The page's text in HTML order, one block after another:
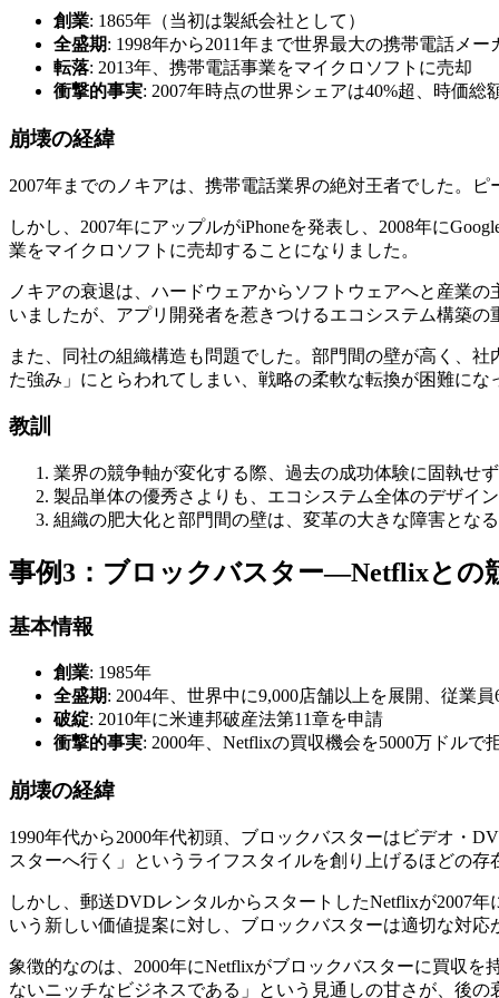
創業: 1865年（当初は製紙会社として）
全盛期: 1998年から2011年まで世界最大の携帯電話メー
転落: 2013年、携帯電話事業をマイクロソフトに売却
衝撃的事実: 2007年時点の世界シェアは40%超、時価総
崩壊の経緯
2007年までのノキアは、携帯電話業界の絶対王者でした。
しかし、2007年にアップルがiPhoneを発表し、2008年に
業をマイクロソフトに売却することになりました。
ノキアの衰退は、ハードウェアからソフトウェアへと産業
いましたが、アプリ開発者を惹きつけるエコシステム構築
また、同社の組織構造も問題でした。部門間の壁が高く、
た強み」にとらわれてしまい、戦略の柔軟な転換が困難にな
教訓
業界の競争軸が変化する際、過去の成功体験に固執せ
製品単体の優秀さよりも、エコシステム全体のデザイ
組織の肥大化と部門間の壁は、変革の大きな障害となる
事例3：ブロックバスター—Netflixとの
基本情報
創業: 1985年
全盛期: 2004年、世界中に9,000店舗以上を展開、従業
破綻: 2010年に米連邦破産法第11章を申請
衝撃的事実: 2000年、Netflixの買収機会を5000万ドルで
崩壊の経緯
1990年代から2000年代初頭、ブロックバスターはビデオ・
スターへ行く」というライフスタイルを創り上げるほどの存
しかし、郵送DVDレンタルからスタートしたNetflixが2007
いう新しい価値提案に対し、ブロックバスターは適切な対応
象徴的なのは、2000年にNetflixがブロックバスターに買収
ないニッチなビジネスである」という見通しの甘さが、後の